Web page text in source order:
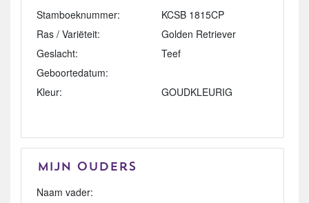
Stamboeknummer:
KCSB 1815CP
Ras / Variëteit:
Golden Retriever
Geslacht:
Teef
Geboortedatum:
Kleur:
GOUDKLEURIG
Mijn Ouders
Naam vader: